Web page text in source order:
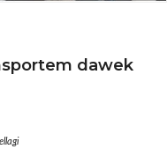
dawek